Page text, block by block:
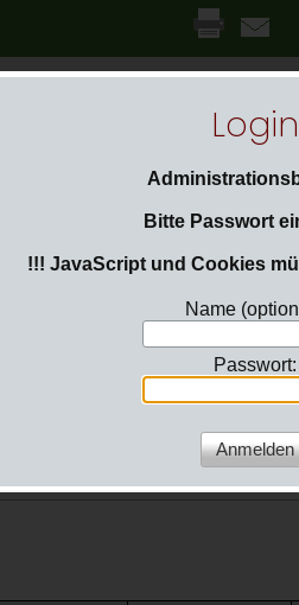
Login
Bitte Passwort
!!! JavaScript und Cookies
Name
Passwort: